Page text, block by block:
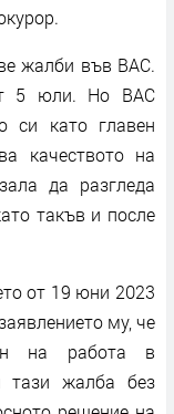
жалби във ВАС.
5 юли. Но ВАС
си като главен
качеството на
да разгледа
такъв и после
от 19 юни 2023
му, че
на работа в
тази жалба без